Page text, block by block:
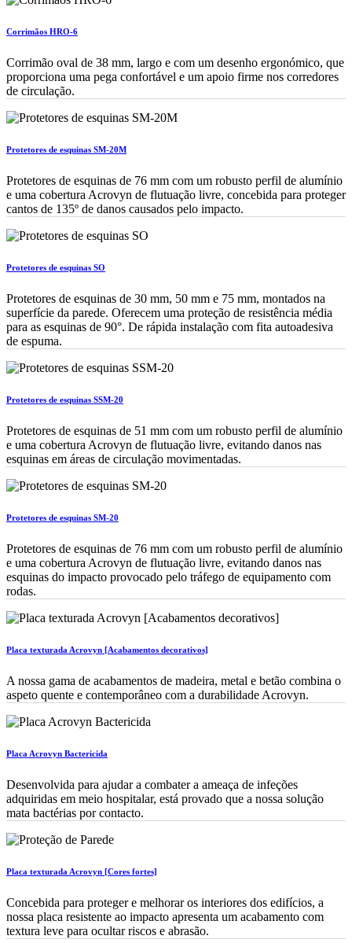
Corrimãos HRO-6
Corrimão oval de 38 mm, largo e com um desenho ergonómico, que
proporciona uma pega confortável e um apoio firme nos corredores
de circulação.
Protetores de esquinas SM-20M
Protetores de esquinas de 76 mm com um robusto perfil de alumínio
e uma cobertura Acrovyn de flutuação livre, concebida para proteger
cantos de 135º de danos causados pelo impacto.
Protetores de esquinas SO
Protetores de esquinas de 30 mm, 50 mm e 75 mm, montados na
superfície da parede. Oferecem uma proteção de resistência média
para as esquinas de 90°. De rápida instalação com fita autoadesiva
de espuma.
Protetores de esquinas SSM-20
Protetores de esquinas de 51 mm com um robusto perfil de alumínio
e uma cobertura Acrovyn de flutuação livre, evitando danos nas
esquinas em áreas de circulação movimentadas.
Protetores de esquinas SM-20
Protetores de esquinas de 76 mm com um robusto perfil de alumínio
e uma cobertura Acrovyn de flutuação livre, evitando danos nas
esquinas do impacto provocado pelo tráfego de equipamento com
rodas.
Placa texturada Acrovyn [Acabamentos decorativos]
A nossa gama de acabamentos de madeira, metal e betão combina o
aspeto quente e contemporâneo com a durabilidade Acrovyn.
Placa Acrovyn Bactericida
Desenvolvida para ajudar a combater a ameaça de infeções
adquiridas em meio hospitalar, está provado que a nossa solução
mata bactérias por contacto.
Placa texturada Acrovyn [Cores fortes]
Concebida para proteger e melhorar os interiores dos edifícios, a
nossa placa resistente ao impacto apresenta um acabamento com
textura leve para ocultar riscos e abrasão.